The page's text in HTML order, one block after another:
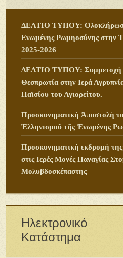
ΔΕΛΤΙΟ ΤΥΠΟΥ:
Ενωμένης Ρωμηοσύνης στην
2025-2026
ΔΕΛΤΙΟ ΤΥΠΟΥ: Συμμετοχή
Θεσπρωτία στην Ιερά
Παϊσίου του Αγιορείτου.
Προσκυνηματικὴ Ἀποστολὴ
Ἑλληνισμοῦ τῆς Ἑνωμένης
Προσκυνηματική εκδρομή
στις Ιερές Μονές Παναγίας
Μολυβδοσκέπαστης
Ηλεκτρονικό
Κατάστημα